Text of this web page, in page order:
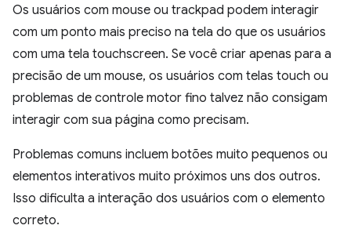
Os usuários com mouse ou trackpad podem interagir
com um ponto mais preciso na tela do que os usuários
com uma tela touchscreen. Se você criar apenas para a
precisão de um mouse, os usuários com telas touch ou
problemas de controle motor fino talvez não consigam
interagir com sua página como precisam.
Problemas comuns incluem botões muito pequenos ou
elementos interativos muito próximos uns dos outros.
Isso dificulta a interação dos usuários com o elemento
correto.